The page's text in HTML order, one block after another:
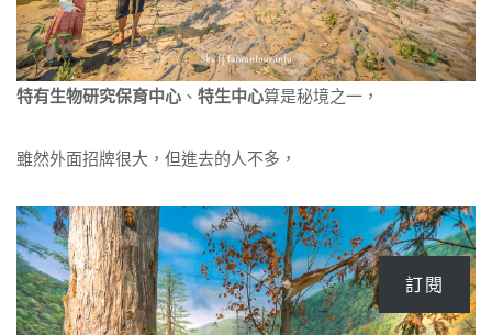
特有生物研究保育中心 、 特生中心算是秘境之一，
雖然外面招牌很大，但進去的人不多，
訂閱